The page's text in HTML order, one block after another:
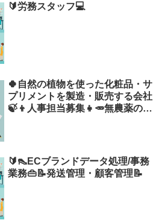
🔰労務スタッフ💻
🍀自然の植物を使った化粧品・サ
プリメントを製造・販売する会社
🍃👦人事担当募集👧🥕無農薬の野
🔰👠ECブランドデータ処理/事務
業務👜📝発送管理・顧客管理📝